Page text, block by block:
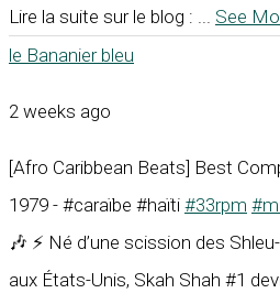
Lire la suite sur le blog :
See
le Bananier bleu
2 weeks ago
[Afro Caribbean Beats] Best
1979 - #caraïbe #haïti #33rpm
🎶 ⚡ Né d’une scission des
aux États-Unis, Skah Shah #1